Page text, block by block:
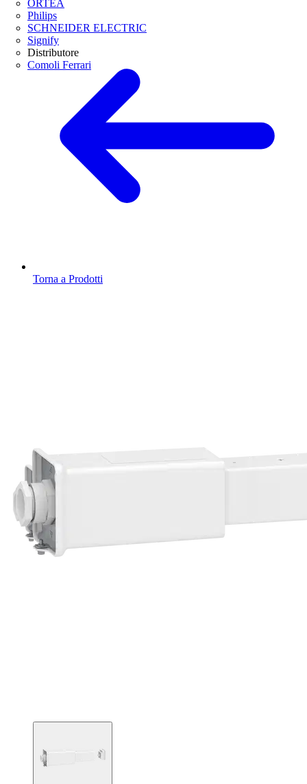
ORTEA
Philips
SCHNEIDER ELECTRIC
Signify
Distributore
Comoli Ferrari
Torna a Prodotti